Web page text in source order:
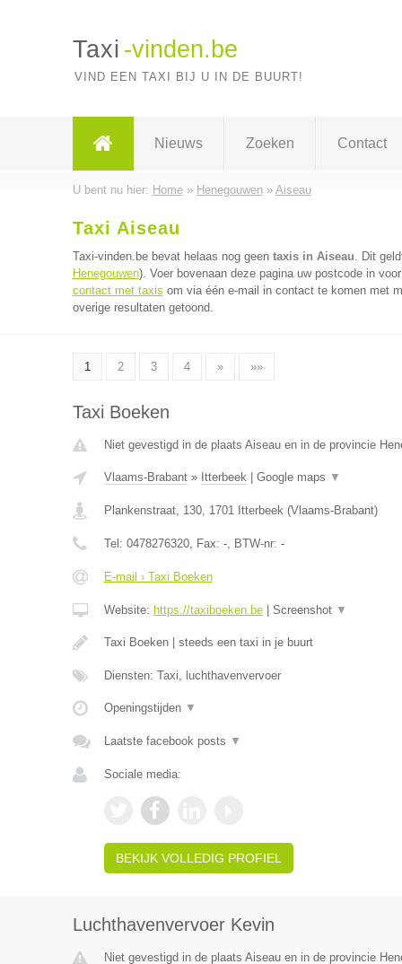
Taxi -vinden.be
VIND EEN TAXI BIJ U IN DE BUURT!
Nieuws Zoeken Contact
U bent nu hier: Home» Henegouwen» Aiseau
Taxi Aiseau
Taxi-vinden.be bevat helaas nog geen taxis in Aiseau. Dit
Henegouwen). Voer bovenaan deze pagina uw postcode in
contact met taxis om via één e-mail in contact te komen met
overige resultaten getoond.
1 2 3 4 » »»
Taxi Boeken
Niet gevestigd in de plaats Aiseau en in de provincie
Vlaams-Brabant» Itterbeek| Google maps ▼
Plankenstraat, 130, 1701 Itterbeek(Vlaams-Brabant)
Tel: 0478276320, Fax: -, BTW-nr: -
E-mail › Taxi Boeken
Website: https://taxiboeken.be| Screenshot ▼
Taxi Boeken | steeds een taxi in je buurt
Diensten: Taxi, luchthavenvervoer
Openingstijden ▼
Laatste facebook posts ▼
Sociale media:
BEKIJK VOLLEDIG PROFIEL
Luchthavenvervoer Kevin
Niet gevestigd in de plaats Aiseau en in de provincie